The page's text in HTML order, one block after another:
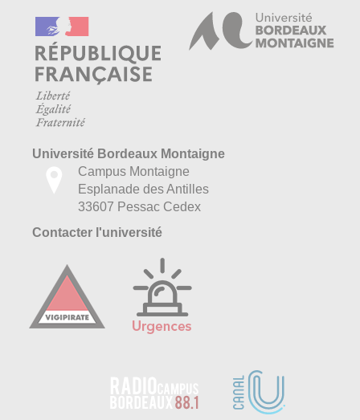
Université Bordeaux Montaigne
Campus Montaigne
Esplanade des Antilles
33607 Pessac Cedex
Contacter l'université